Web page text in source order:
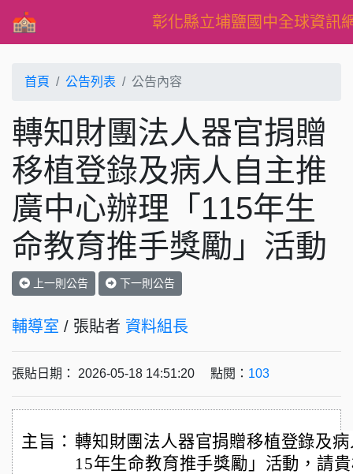
彰化縣立埔鹽國中全球資訊
首頁 公告列表 公告內容
轉知財團法人器官捐贈
移植登錄及病人自主推
廣中心辦理「115年生
命教育推手獎勵」活動
上一則公告 下一則公告
輔導室 / 張貼者 資料組長
張貼日期： 2026-05-18 14:51:20 點閱： 103
主旨： 轉知財團法人器官捐贈移植登錄及
15年生命教育推手獎勵」活動，請